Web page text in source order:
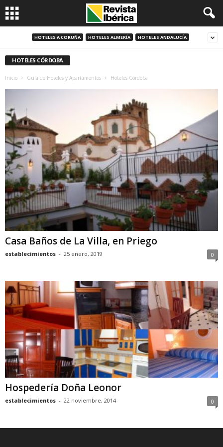
HOTELES A CORUÑA HOTELES ALMERÍA HOTELES ANDALUCÍA
HOTELES CÓRDOBA
Inicio Guía de Hoteles y Apartamentos Hoteles Córdoba
Casa Baños de La Villa, en Priego
establecimientos - 25 enero, 2019 0
Hospedería Doña Leonor
establecimientos - 22 noviembre, 2014 0